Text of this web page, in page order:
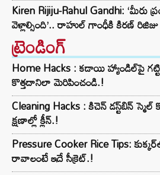
Kiren Rijiju-Rahul Gandhi:
వెళ్లాల్సింది’.. రాహుల్ గాంధీకి కిరణ్
ట్రెండింగ్‌
Home Hacks : కడాయి హ్యాండిల్‌పై
కొత్తదానిలా మెరిపించండి.!
Cleaning Hacks : కిచెన్ డస్ట్‌బిన్
క్షణాల్లో క్లీన్.!
Pressure Cooker Rice Tips:
రావాలంటే ఇదే సీక్రెట్.!